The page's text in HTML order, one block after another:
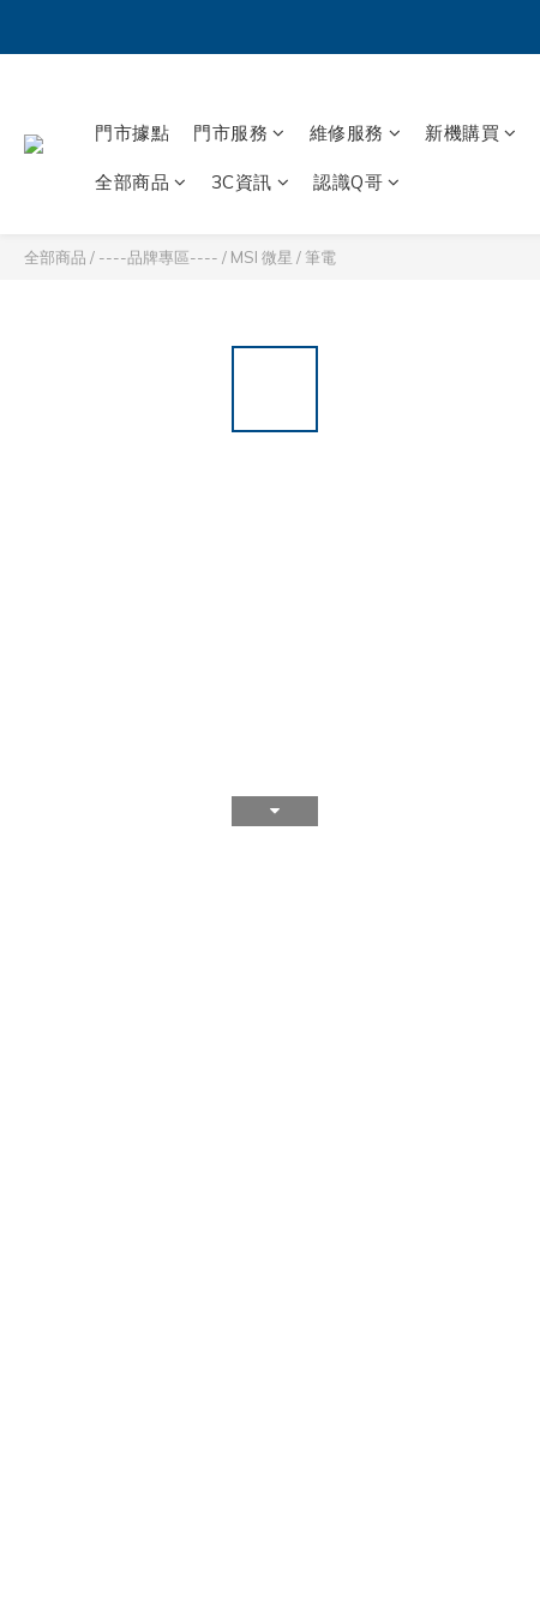
門市據點 門市服務 維修服務 新機購買
全部商品 3C資訊 認識Q哥
全部商品 / ----品牌專區---- / MSI 微星 /筆電